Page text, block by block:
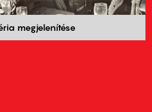
megjelenítése